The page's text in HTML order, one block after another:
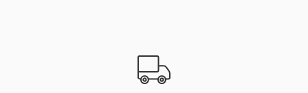
PROMOCJA ZESTAWY STARTOWE KAKADU